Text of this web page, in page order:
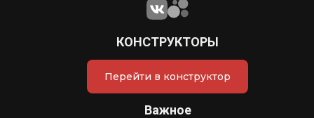
КОНСТРУКТОРЫ
Перейти в конструктор
Важное